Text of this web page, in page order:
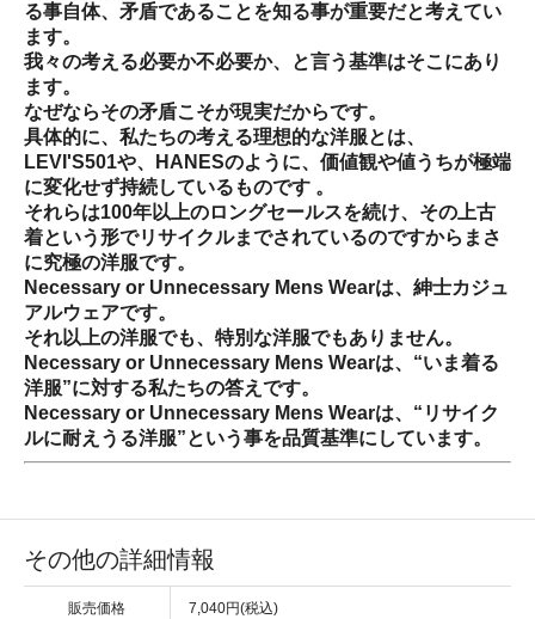
る事自体、矛盾であることを知る事が重要だと考えてい
ます。
我々の考える必要か不必要か、と言う基準はそこにあり
ます。
なぜならその矛盾こそが現実だからです。
具体的に、私たちの考える理想的な洋服とは、
LEVI'S501や、HANESのように、価値観や値うちが極端
に変化せず持続しているものです 。
それらは100年以上のロングセールスを続け、その上古
着という形でリサイクルまでされているのですからまさ
に究極の洋服です。
Necessary or Unnecessary Mens Wearは、紳士カジュ
アルウェアです。
それ以上の洋服でも、特別な洋服でもありません。
Necessary or Unnecessary Mens Wearは、“いま着る
洋服”に対する私たちの答えです。
Necessary or Unnecessary Mens Wearは、“リサイク
ルに耐えうる洋服”という事を品質基準にしています。
その他の詳細情報
販売価格 7,040円(税込)